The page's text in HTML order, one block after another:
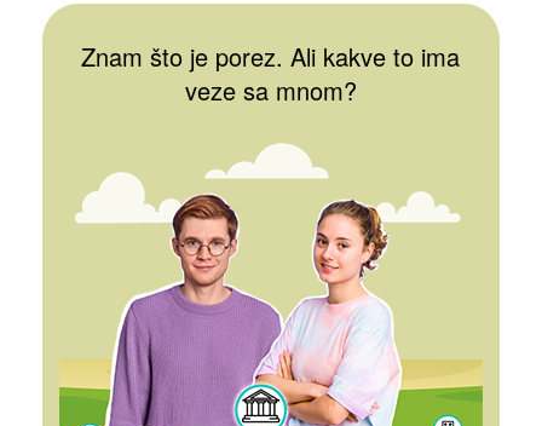
Znam što je porez. Ali kakve to ima
veze sa mnom?